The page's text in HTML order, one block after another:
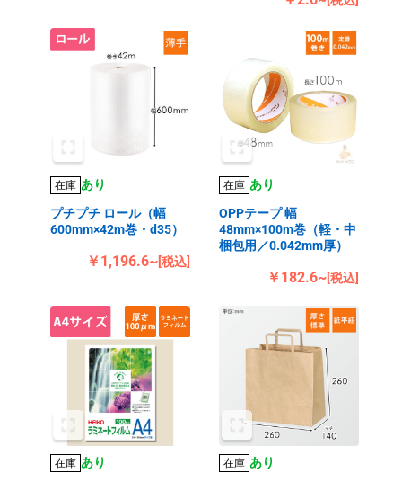
在庫 あり
プチプチ ロール（幅
600mm×42m巻・d35）
￥1,196.6~[税込]
在庫 あり
OPPテープ 幅
48mm×100m巻（軽・中
梱包用／0.042mm厚）
￥182.6~[税込]
在庫 あり
在庫 あり